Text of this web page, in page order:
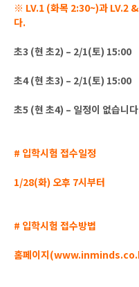
※ LV.1 (화목 2:30~)과 LV.2
다.
초3 (현 초2) – 2/1(토) 15:00
초4 (현 초3) – 2/1(토) 15:00
초5 (현 초4) – 일정이 없습니
# 입학시험 접수일정
1/28(화) 오후 7시부터
# 입학시험 접수방법
홈페이지